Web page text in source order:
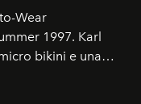
Wear
1997. Karl
bikini e una
Trent'anni dopo,